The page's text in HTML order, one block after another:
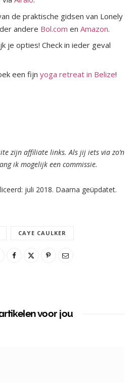
de praktische gidsen van Lonely
andere Bol.com en Amazon.
je opties! Check in ieder geval
een fijn yoga retreat in Belize!
zijn affiliate links. Als jij iets via zo’n
ik mogelijk een commissie.
juli 2018. Daarna geüpdatet.
CAYE CAULKER
voor jou